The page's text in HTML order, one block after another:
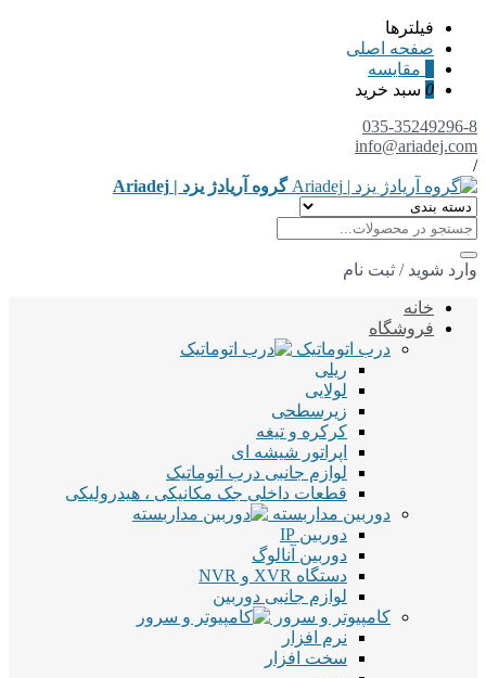
فیلترها
صفحه اصلی
مقایسه
0 سبد خرید
035-35249296-8
info@ariadej.com
/
گروه آریادژ یزد | Ariadej
وارد شوید / ثبت نام
خانه
فروشگاه
درب اتوماتیک
ریلی
لولایی
زیرسطحی
کرکره و تیغه
اپراتور شیشه ای
لوازم جانبی درب اتوماتیک
قطعات داخلی جک مکانیکی ، هیدرولیکی
دوربین مداربسته
دوربین IP
دوربین آنالوگ
دستگاه XVR و NVR
لوازم جانبی دوربین
کامپیوتر و سرور
نرم افزار
سخت افزار